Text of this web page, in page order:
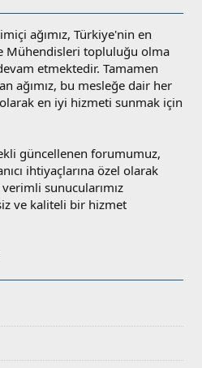
ağımız, Türkiye'nin en
Mühendisleri topluluğu olma
etmektedir. Tamamen
ağımız, bu mesleğe dair her
olarak en iyi hizmeti sunmak için
güncellenen forumumuz,
ihtiyaçlarına özel olarak
sunucularımız
ve kaliteli bir hizmet